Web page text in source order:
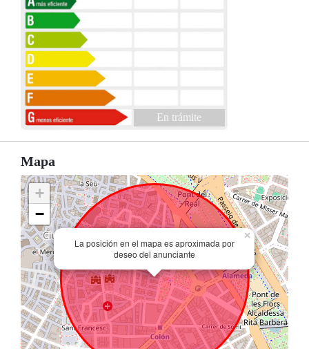
En trámite
Mapa
La posición en el mapa es aproximada por
deseo del anunciante
×
+
−